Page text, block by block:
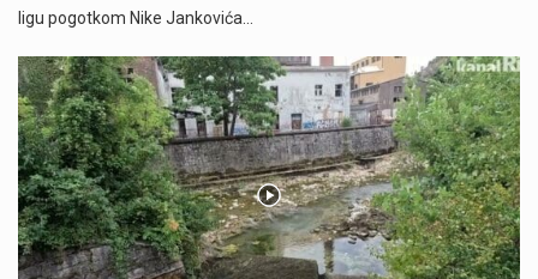
ligu pogotkom Nike Jankovića…